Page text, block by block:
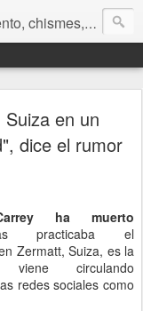
calientes, fotos, videos, paranormal y ¡más!
en un
dice el rumor
ha muerto
practicaba el
Zermatt, Suiza, es la
circulando
redes sociales como